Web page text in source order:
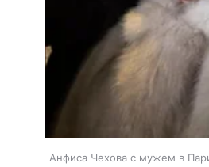
Анфиса Чехова с мужем в